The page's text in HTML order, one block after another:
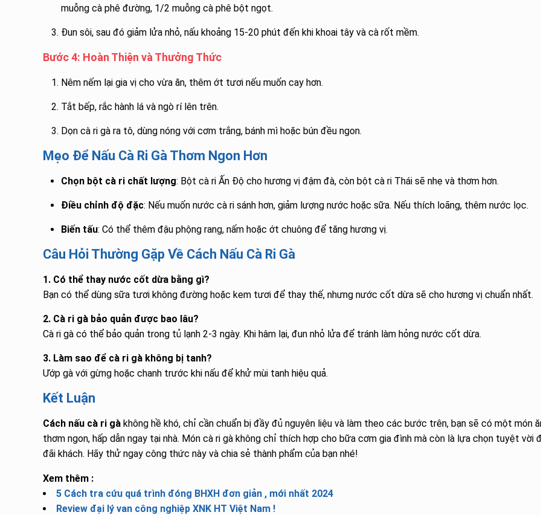
muỗng cà phê đường, 1/2 muỗng cà phê bột ngọt.
Đun sôi, sau đó giảm lửa nhỏ, nấu khoảng 15-20 phút đến khi khoai tây và cà rốt mềm.
Bước 4: Hoàn Thiện và Thưởng Thức
Nêm nếm lại gia vị cho vừa ăn, thêm ớt tươi nếu muốn cay hơn.
Tắt bếp, rắc hành lá và ngò rí lên trên.
Dọn cà ri gà ra tô, dùng nóng với cơm trắng, bánh mì hoặc bún đều ngon.
Mẹo Để Nấu Cà Ri Gà Thơm Ngon Hơn
Chọn bột cà ri chất lượng: Bột cà ri Ấn Độ cho hương vị đậm đà, còn bột cà ri Thái sẽ nhẹ và thơm hơn.
Điều chỉnh độ đặc: Nếu muốn nước cà ri sánh hơn, giảm lượng nước hoặc sữa. Nếu thích loãng, thêm nước lọc.
Biến tấu: Có thể thêm đậu phộng rang, nấm hoặc ớt chuông để tăng hương vị.
Câu Hỏi Thường Gặp Về Cách Nấu Cà Ri Gà
1. Có thể thay nước cốt dừa bằng gì?
Bạn có thể dùng sữa tươi không đường hoặc kem tươi để thay thế, nhưng nước cốt dừa sẽ cho hương vị chuẩn nhất.
2. Cà ri gà bảo quản được bao lâu?
Cà ri gà có thể bảo quản trong tủ lạnh 2-3 ngày. Khi hâm lại, đun nhỏ lửa để tránh làm hỏng nước cốt dừa.
3. Làm sao để cà ri gà không bị tanh?
Ướp gà với gừng hoặc chanh trước khi nấu để khử mùi tanh hiệu quả.
Kết Luận
Cách nấu cà ri gàkhông hề khó, chỉ cần chuẩn bị đầy đủ nguyên liệu và làm theo các bước trên, bạn sẽ có một món
thơm ngon, hấp dẫn ngay tại nhà. Món cà ri gà không chỉ thích hợp cho bữa cơm gia đình mà còn là lựa chọn tuyệt vời
đãi khách. Hãy thử ngay công thức này và chia sẻ thành phẩm của bạn nhé!
Xem thêm :
5 Cách tra cứu quá trình đóng BHXH đơn giản , mới nhất 2024
Review đại lý van công nghiệp XNK HT Việt Nam !